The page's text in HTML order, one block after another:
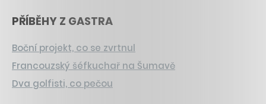
PŘÍBĚHY Z GASTRA
Boční projekt, co se zvrtnul
Francouzský šéfkuchař na Šumavě
Dva golfisti, co pečou